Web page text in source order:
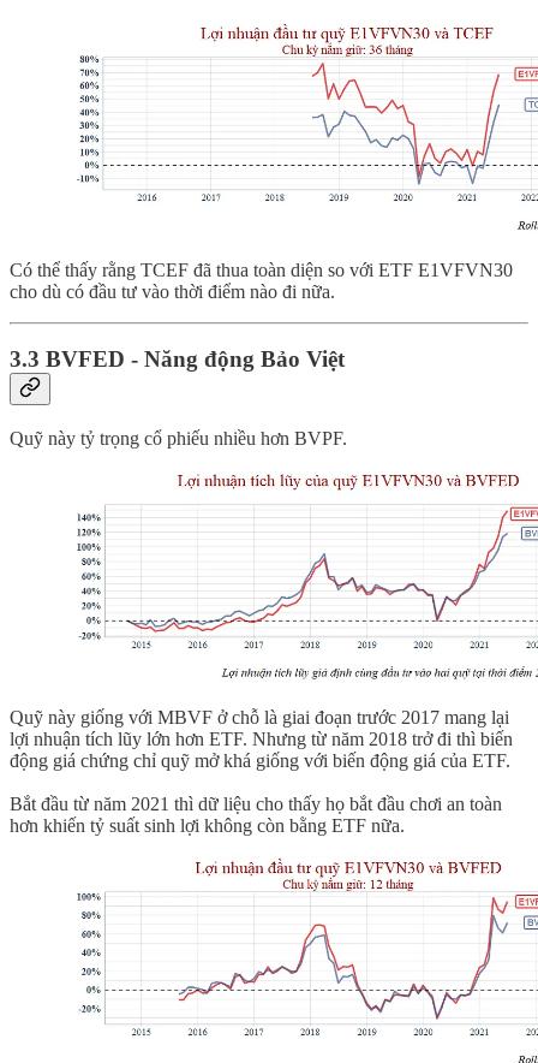
Có thể thấy rằng TCEF đã thua toàn diện so với ETF E1VFVN30
cho dù có đầu tư vào thời điểm nào đi nữa.
3.3 BVFED - Năng động Bảo Việt
Quỹ này tỷ trọng cổ phiếu nhiều hơn BVPF.
Quỹ này giống với MBVF ở chỗ là giai đoạn trước 2017 mang lại
lợi nhuận tích lũy lớn hơn ETF. Nhưng từ năm 2018 trở đi thì biến
động giá chứng chỉ quỹ mở khá giống với biến động giá của ETF.
Bắt đầu từ năm 2021 thì dữ liệu cho thấy họ bắt đầu chơi an toàn
hơn khiến tỷ suất sinh lợi không còn bằng ETF nữa.